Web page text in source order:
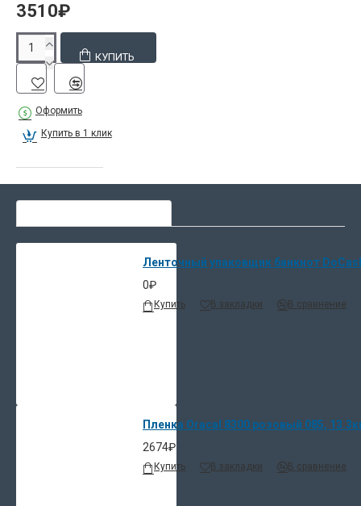
3510₽
КУПИТЬ
Оформить
Купить в 1 клик
Ленточный упаковщик банкнот
0₽
Купить В закладки В сравнение
Пленка Oracal 8300 розовый 085,
2674₽
Купить В закладки В сравнение